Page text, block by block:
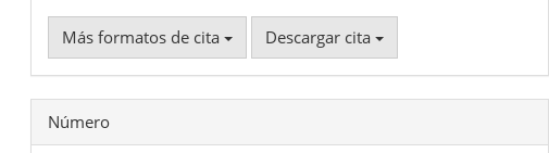
Más formatos de cita Descargar cita
Número